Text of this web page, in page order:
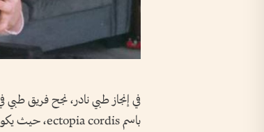
في إنجاز طبي نادر، نجح فريق
باسم ectopia cordis، حيث يكون القلب موجوداً كلياً أو جزئياً خارج القفص الصدري.